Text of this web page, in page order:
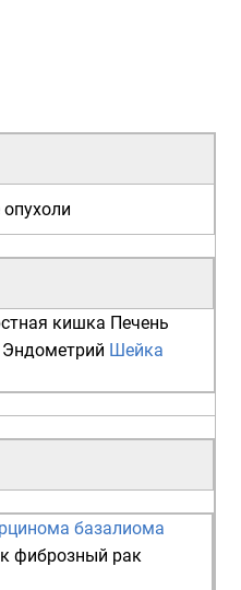
кишка Печень
Эндометрий Шейка
базалиома
фиброзный рак